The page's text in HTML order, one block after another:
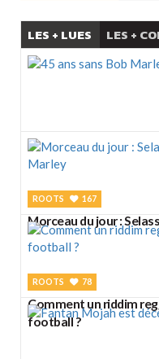
LES + LUES LES +
ROOTS 167
Morceau du jour :
ROOTS 78
Comment un riddim
football ?